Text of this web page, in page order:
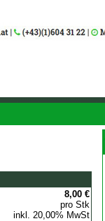
8,00 €
pro Stk
inkl. 20,00% MwSt